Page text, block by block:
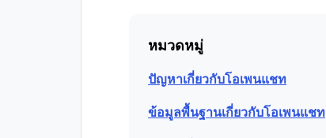
หมวดหมู่
ปัญหาเกี่ยวกับโอเพนแชท
ข้อมูลพื้นฐานเกี่ยวกับโอเพนแชท